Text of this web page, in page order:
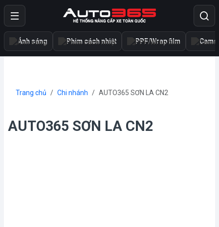
Ánh sáng Phim cách nhiệt PPF/Wrap film
Trang chủ Chi nhánh AUTO365 SƠN LA CN2
AUTO365 SƠN LA CN2